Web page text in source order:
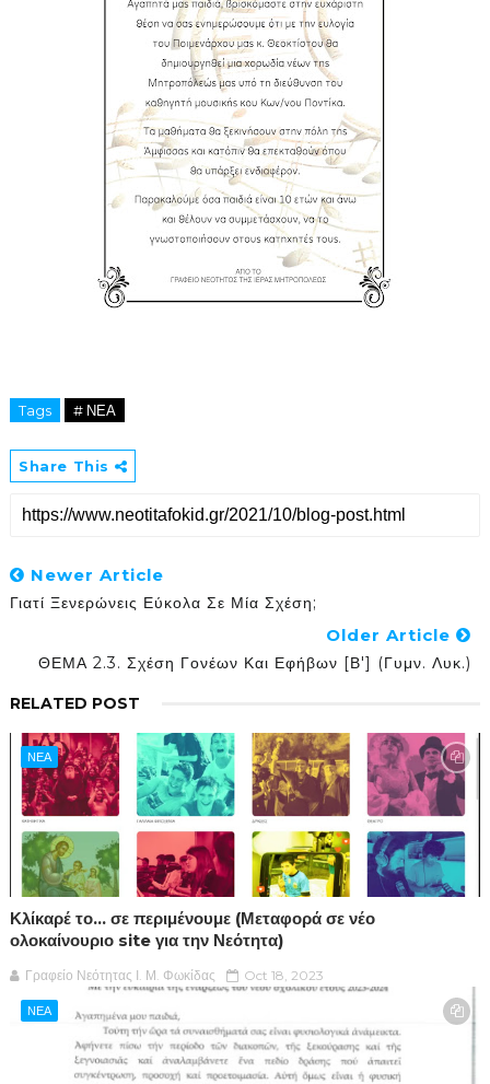
Tags # ΝΕΑ
Share This
Newer Article
Γιατί Ξενερώνεις Εύκολα Σε Μία Σχέση;
Older Article
ΘΕΜΑ 2.3. Σχέση Γονέων Και Εφήβων [Β'] (Γυμν. Λυκ.)
RELATED POST
ΝΕΑ
Κλίκαρέ το… σε περιμένουμε (Μεταφορά σε νέο
ολοκαίνουριο site για την Νεότητα)
Γραφείο Νεότητας Ι. Μ. Φωκίδας Oct 18, 2023
ΝΕΑ